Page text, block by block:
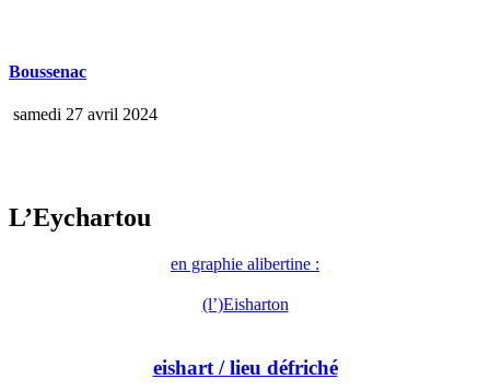
Boussenac
samedi 27 avril 2024
L’Eychartou
en graphie alibertine :
(l’)Eisharton
eishart/ lieu défriché